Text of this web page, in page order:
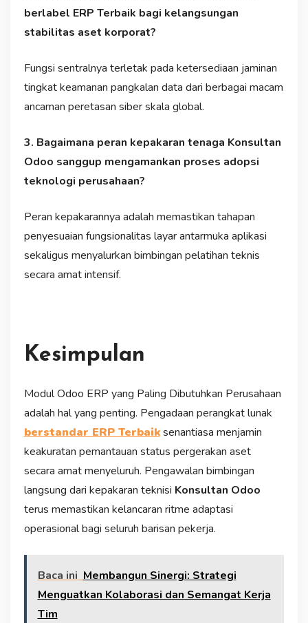
berlabel ERP Terbaik bagi kelangsungan
stabilitas aset korporat?
Fungsi sentralnya terletak pada ketersediaan jaminan
tingkat keamanan pangkalan data dari berbagai macam
ancaman peretasan siber skala global.
3. Bagaimana peran kepakaran tenaga Konsultan
Odoo sanggup mengamankan proses adopsi
teknologi perusahaan?
Peran kepakarannya adalah memastikan tahapan
penyesuaian fungsionalitas layar antarmuka aplikasi
sekaligus menyalurkan bimbingan pelatihan teknis
secara amat intensif.
Kesimpulan
Modul Odoo ERP yang Paling Dibutuhkan Perusahaan
adalah hal yang penting. Pengadaan perangkat lunak
berstandar ERP Terbaiksenantiasa menjamin
keakuratan pemantauan status pergerakan aset
secara amat menyeluruh. Pengawalan bimbingan
langsung dari kepakaran teknisi Konsultan Odoo
terus memastikan kelancaran ritme adaptasi
operasional bagi seluruh barisan pekerja.
Baca ini Membangun Sinergi: Strategi
Menguatkan Kolaborasi dan Semangat Kerja
Tim